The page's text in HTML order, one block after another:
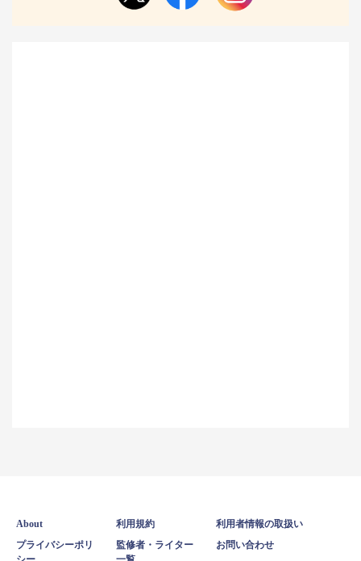
About 利用規約 利用者情報の取扱い
プライバシーポリ
監修者・ライター
お問い合わせ